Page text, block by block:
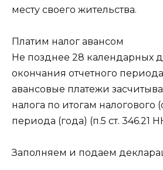
месту своего жительства.
Платим налог авансом
Не позднее 28 календарных
окончания отчетного
авансовые платежи
налога по итогам налогового
периода (года) (п.5 ст. 346.21
Заполняем и подаем